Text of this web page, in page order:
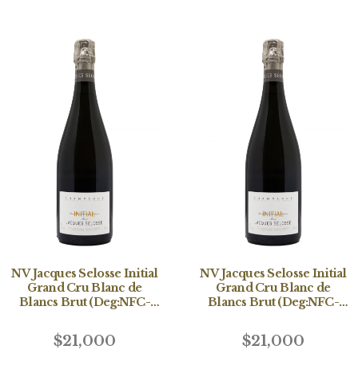
NV Jacques Selosse Initial
Grand Cru Blanc de
Blancs Brut (Deg:NFC-
$21,000
NV Jacques Selosse Initial
Grand Cru Blanc de
Blancs Brut (Deg:NFC-
$21,000